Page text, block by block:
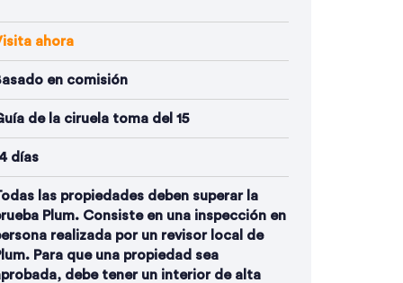
ahora
en comisión
de la ciruela toma del 15
días
las propiedades deben superar la
Plum. Consiste en una inspección en
realizada por un revisor local de
Para que una propiedad sea
debe tener un interior de alta